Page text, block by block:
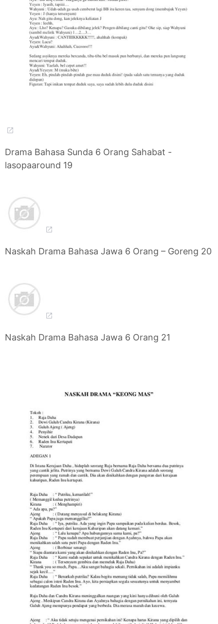
Drama Bahasa Sunda 6 Orang Sahabat -
lasopaaround 19
Naskah Drama Bahasa Jawa 6 Orang – Goreng 20
Naskah Drama Bahasa Jawa 6 Orang 21